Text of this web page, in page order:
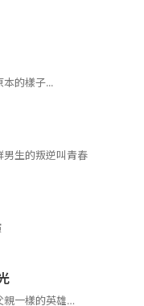
的樣子...
男生的叛逆叫青春
親一樣的英雄…